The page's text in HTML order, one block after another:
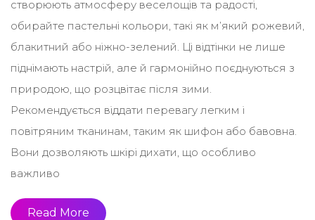
створюють атмосферу веселощів та радості,
обирайте пастельні кольори, такі як м’який рожевий,
блакитний або ніжно-зелений. Ці відтінки не лише
піднімають настрій, але й гармонійно поєднуються з
природою, що розцвітає після зими.
Рекомендується віддати перевагу легким і
повітряним тканинам, таким як шифон або бавовна.
Вони дозволяють шкірі дихати, що особливо
важливо
Read More